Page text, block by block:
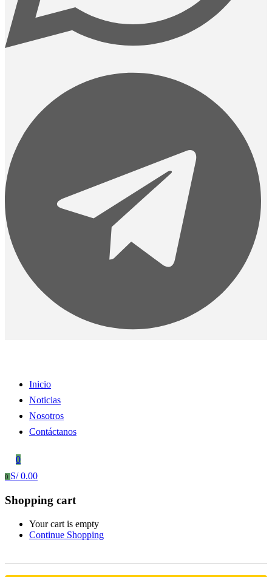
Inicio
Noticias
Nosotros
Contáctanos
0
0 S/0.00
Shopping cart
Your cart is empty
Continue Shopping